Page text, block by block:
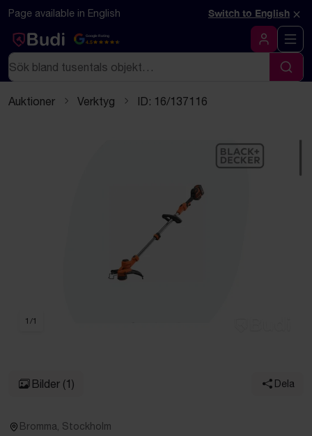
Hoppa till innehåll
Textbaserad (markdown) version av denna sida
Page available in English Switch to English ×
Google Rating
4.5
Logga in
Sök
Sök
Auktioner Verktyg ID: 16/137116
1 /1
Bilder (1) Dela
Bromma, Stockholm